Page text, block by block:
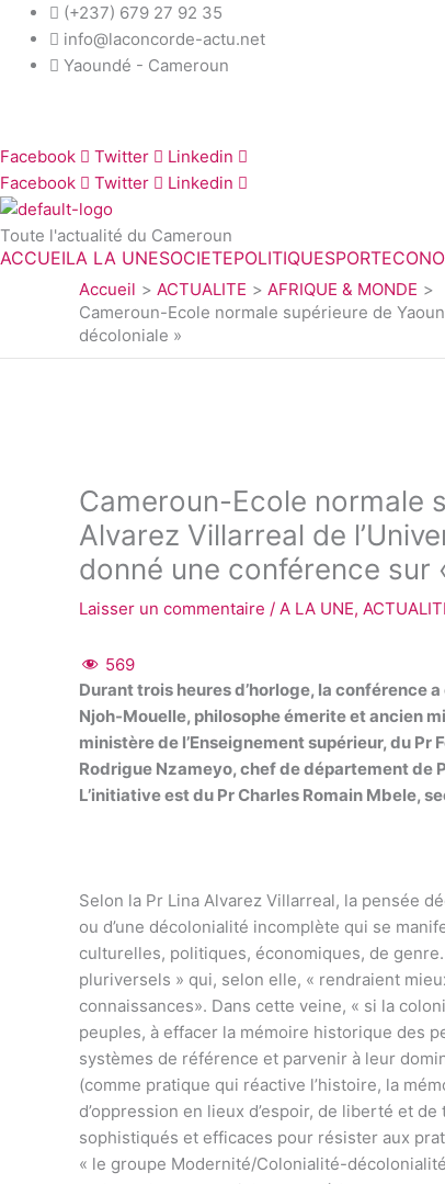
Aller
contenu
(+237) 679 27 92 35
info@laconcorde-actu.net
Yaoundé - Cameroun
Facebook Twitter
Linkedin
Facebook
Twitter Linkedin
Toute l'actualité du Cameroun
ACCUEILA LA UNESOCIETEPOLITIQUESPORT
Accueil ACTUALITE
AFRIQUE & MONDE
Cameroun-Ecole normale supérieure de
décoloniale »
Cameroun-Ecole normale
Alvarez Villarreal de
donné une conférence sur
Laisser un commentaire / A LA UNE,
569
Durant trois heures d’horloge, la conférence
Njoh-Mouelle, philosophe émerite et ancien
ministère de l’Enseignement supérieur, du
Rodrigue Nzameyo, chef de département de
L’initiative est du Pr Charles Romain Mbele,
Selon la Pr Lina Alvarez Villarreal, la pensée
ou d’une décolonialité incomplète qui se
culturelles, politiques, économiques, de
pluriversels » qui, selon elle, « rendraient
connaissances». Dans cette veine, « si la
peuples, à effacer la mémoire historique des
systèmes de référence et parvenir à leur
(comme pratique qui réactive l’histoire, la
d’oppression en lieux d’espoir, de liberté et
sophistiqués et efficaces pour résister aux
« le groupe Modernité/Colonialité-